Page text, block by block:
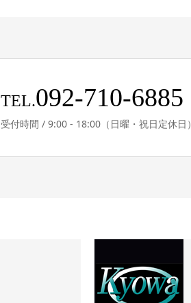
TEL.092-710-6885
受付時間 / 9:00 - 18:00（日曜・祝日定休日）